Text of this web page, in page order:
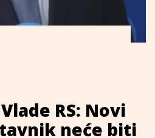
RS: Novi
neće biti